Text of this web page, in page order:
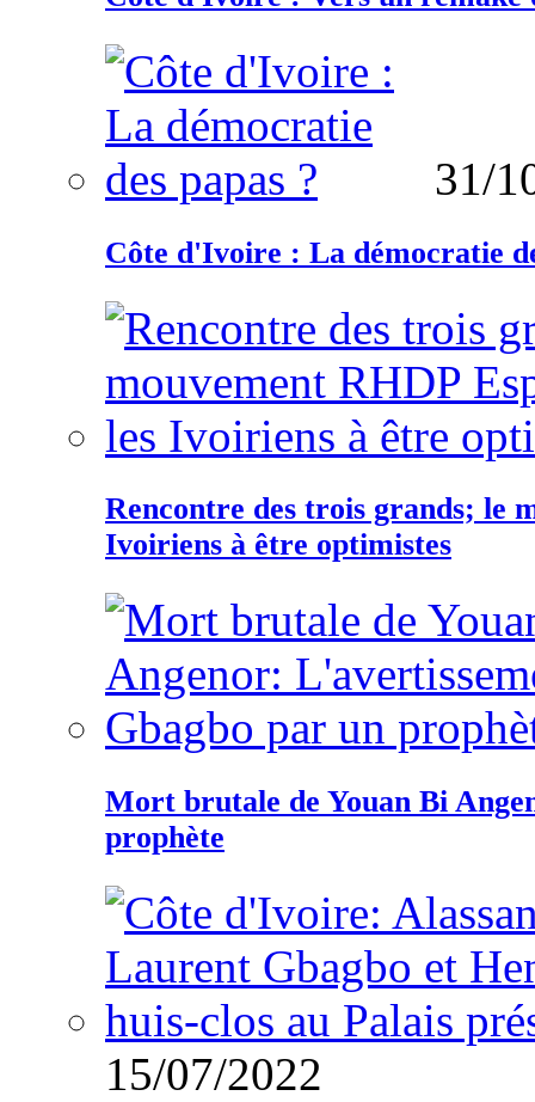
31/
Côte d'Ivoire : La démocratie
Rencontre des trois grands; le
Ivoiriens à être optimistes
Mort brutale de Youan Bi
prophète
15/07/2022